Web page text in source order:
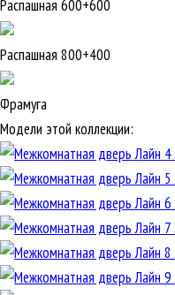
Распашная 600+600
Распашная 800+400
Фрамуга
Модели этой коллекции: